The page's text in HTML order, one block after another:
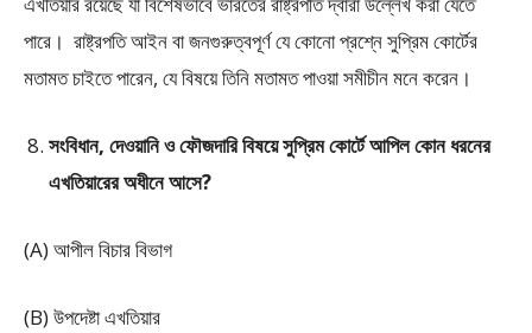
পারে। রাষ্ট্রপতি আইন বা জনগুরুত্বপূর্ণ যে কোনো প্রশ্নে সুপ্রিম কোর্টের
মতামত চাইতে পারেন, যে বিষয়ে তিনি মতামত পাওয়া সমীচীন মনে করেন।
সংবিধান, দেওয়ানি ও ফৌজদারি বিষয়ে সুপ্রিম কোর্টে আপিল কোন ধরনের
এখতিয়ারের অধীনে আসে?
(A) আপীল বিচার বিভাগ
(B) উপদেষ্টা এখতিয়ার